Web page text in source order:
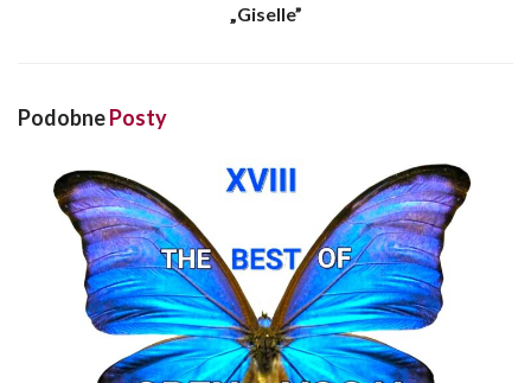
„Giselle”
PodobnePosty